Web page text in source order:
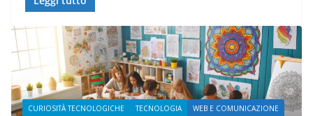
TECNOLOGICHE TECNOLOGIA WEB E COMUNICAZIONE